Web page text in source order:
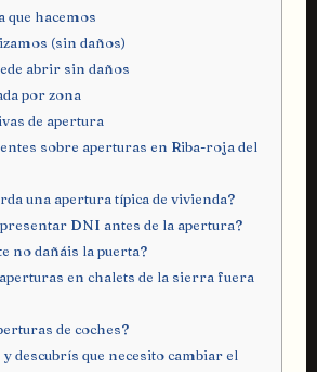
que hacemos
(sin daños)
abrir sin daños
por zona
de apertura
sobre aperturas en Riba-roja del
una apertura típica de vivienda?
DNI antes de la apertura?
no dañáis la puerta?
en chalets de la sierra fuera
de coches?
descubrís que necesito cambiar el